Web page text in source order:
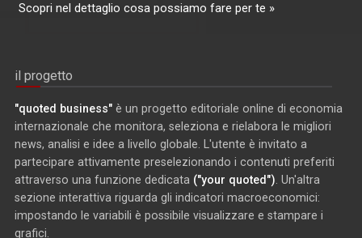
Scopri nel dettaglio cosa possiamo fare per te »
il progetto
"quoted business" è un progetto editoriale online di economia
internazionale che monitora, seleziona e rielabora le migliori
news, analisi e idee a livello globale. L'utente è invitato a
partecipare attivamente preselezionando i contenuti preferiti
attraverso una funzione dedicata ("your quoted") . Un'altra
sezione interattiva riguarda gli indicatori macroeconomici:
impostando le variabili è possibile visualizzare e stampare i
grafici.